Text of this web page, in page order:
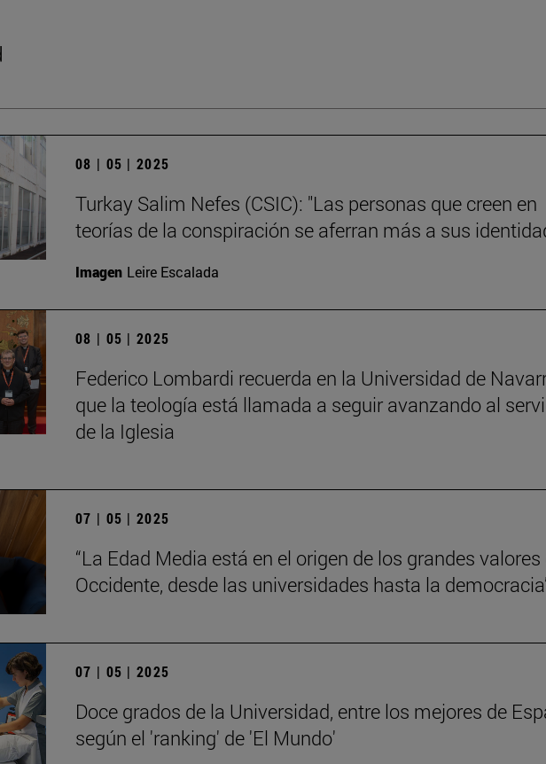
08 | 05 | 2025
Turkay Salim Nefes (CSIC): "Las personas que creen en
teorías de la conspiración se aferran más a sus
Imagen Leire Escalada
08 | 05 | 2025
Federico Lombardi recuerda en la Universidad de
que la teología está llamada a seguir avanzando al
de la Iglesia
07 | 05 | 2025
“La Edad Media está en el origen de los grandes valores
Occidente, desde las universidades hasta la
07 | 05 | 2025
Doce grados de la Universidad, entre los mejores de
según el 'ranking' de 'El Mundo'